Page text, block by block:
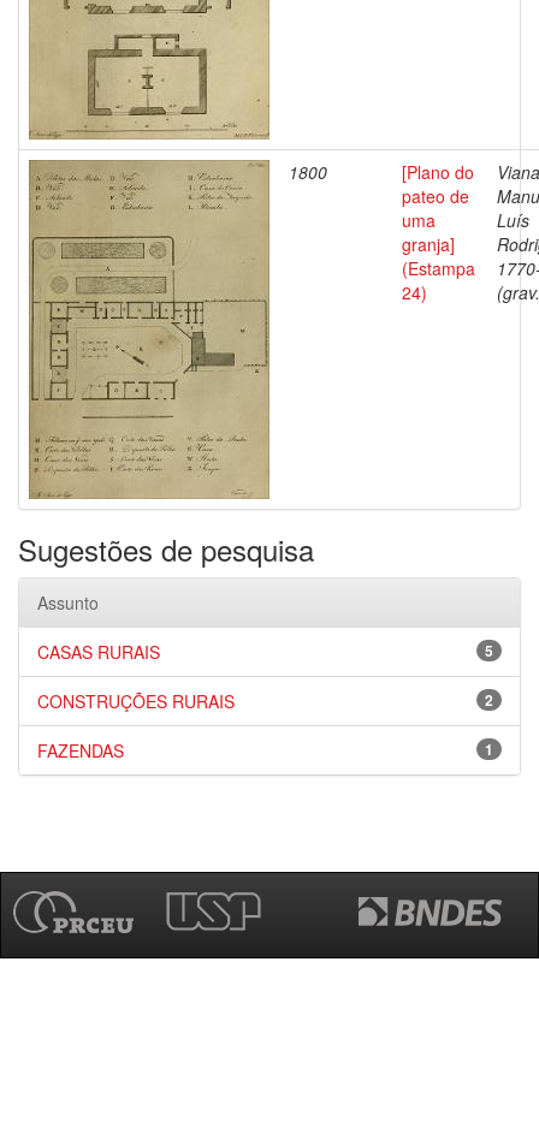
1800
[Plano do
pateo de
uma
granja]
(Estampa
24)
Luís
Sugestões de pesquisa
Assunto
5
CASAS RURAIS
2
CONSTRUÇÕES RURAIS
1
FAZENDAS